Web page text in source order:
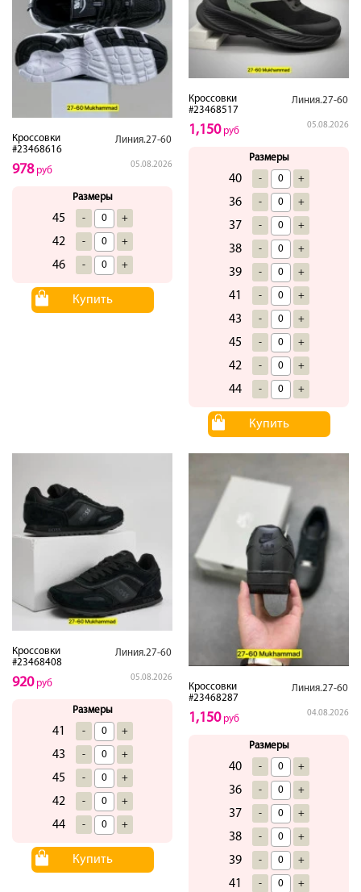
Кроссовки
#23468616
Линия.27-60
05.08.2026
978руб
Размеры
45 - +
42 - +
46 - +
Купить
Кроссовки
#23468517
Линия.27-60
05.08.2026
1,150руб
Размеры
40 - +
36 - +
37 - +
38 - +
39 - +
41 - +
43 - +
45 - +
42 - +
44 - +
Купить
Кроссовки
#23468408
Линия.27-60
05.08.2026
920руб
Размеры
41 - +
43 - +
45 - +
42 - +
44 - +
Купить
Кроссовки
#23468287
Линия.27-60
04.08.2026
1,150руб
Размеры
40 - +
36 - +
37 - +
38 - +
39 - +
41 - +